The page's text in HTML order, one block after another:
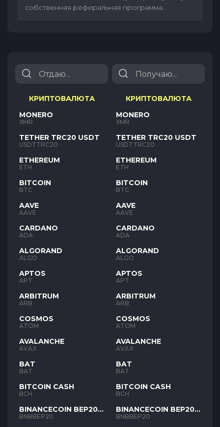
собственная реферальная программа.
КРИПТОВАЛЮТА
MONERO
XMR
TETHER TRC20 USDT
USDTTRC20
ETHEREUM
ETH
BITCOIN
BTC
AAVE
AAVE
CARDANO
ADA
ALGORAND
ALGO
APTOS
APT
ARBITRUM
ARB
COSMOS
ATOM
AVALANCHE
AVAX
BAT
BAT
BITCOIN CASH
BCH
BINANCECOIN BEP20
BNB
BNBBEP20
КРИПТОВАЛЮТА
MONERO
XMR
TETHER TRC20 USDT
USDTTRC20
ETHEREUM
ETH
BITCOIN
BTC
AAVE
AAVE
CARDANO
ADA
ALGORAND
ALGO
APTOS
APT
ARBITRUM
ARB
COSMOS
ATOM
AVALANCHE
AVAX
BAT
BAT
BITCOIN CASH
BCH
BINANCECOIN BEP20
BNB
BNBBEP20